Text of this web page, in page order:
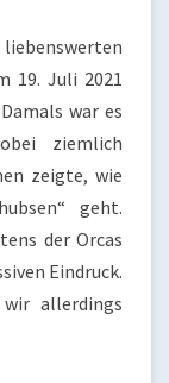
19. Juli 2021
war es
ziemlich
zeigte, wie
geht.
der Orcas
Eindruck.
allerdings